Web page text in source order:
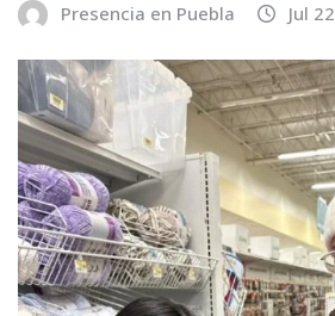
Presencia en Puebla Jul